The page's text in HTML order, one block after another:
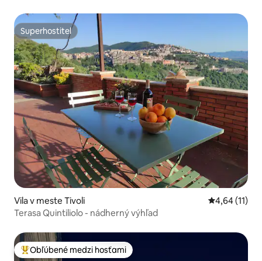
Superhostiteľ
Superhostiteľ
Vila v meste Tivoli Priemerné
4,64 (11)
Terasa Quintiliolo - nádherný výhľad
Najobľúbenejšie medzi hosťami
Obľúbené medzi hosťami